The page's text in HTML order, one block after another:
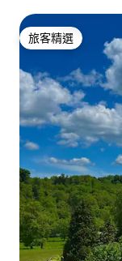
旅客精選
旅客精選